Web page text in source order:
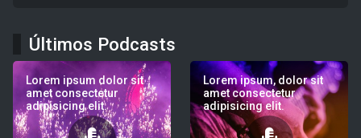
Últimos Podcasts
Lorem ipsum dolor sit
amet consectetur
adipisicing elit.
Lorem ipsum, dolor sit
amet consectetur
adipisicing elit.